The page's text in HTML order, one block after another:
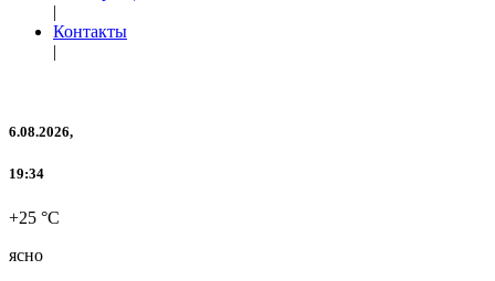
|
Контакты
|
6.08.2026,
19:34
+25 °C
ясно